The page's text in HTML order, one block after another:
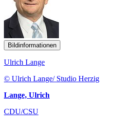
Bildinformationen
Ulrich Lange
© Ulrich Lange/ Studio Herzig
Lange, Ulrich
CDU/CSU